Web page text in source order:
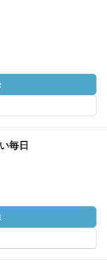
毎日